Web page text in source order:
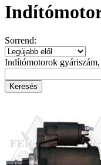
Sorrend:
Indítómotorok